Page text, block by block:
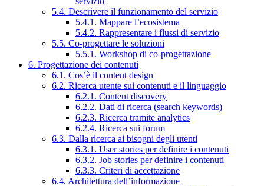
5.4. Descrivere il funzionamento del servizio
5.4.1. Mappare l’ecosistema
5.4.2. Rappresentare i flussi di servizio
5.5. Co-progettare le soluzioni
5.5.1. Workshop di co-progettazione
6. Progettazione dei contenuti
6.1. Cos’è il content design
6.2. Ricerca utente sui contenuti e il linguaggio
6.2.1. Content discovery
6.2.2. Dati di ricerca (search keywords)
6.2.3. Ricerca tramite analytics
6.2.4. Ricerca sui forum
6.3. Dalla ricerca ai bisogni degli utenti
6.3.1. User stories per definire i contenuti
6.3.2. Job stories per definire i contenuti
6.3.3. Criteri di accettazione
6.4. Architettura dell’informazione